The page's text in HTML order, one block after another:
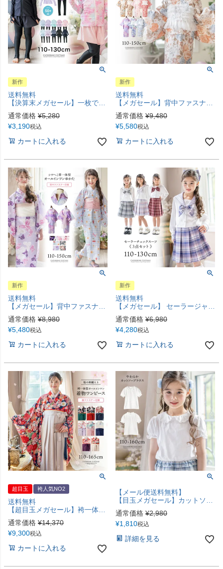
新作
送料無料
【決算末メガセール】一枚で完結！ラッシュガード×トレンカ一体型ショートパンツ 水着セット 花柄 チェック柄 猫柄 子供 幼稚園 保育園 小学生 女子 キッズ 紫外線対策 TAK キャサリンコテージ
通常価格 ¥5,280
¥3,190税込
カートに入れる
新作
送料無料
【メガセール】背中ファスナー チュールビスチェレイヤード風浴衣 キッズ オールインワン浴衣 着付け簡単 花柄 チェック柄 女の子 子供浴衣 小学生 親子お揃い キャサリンコテージ TAK
通常価格 ¥9,480
¥5,580税込
カートに入れる
新作
送料無料
【メガセール】背中ファスナー浴衣キッズ 女の子 和装 浴衣 一体型スカート 兵児帯 花火柄 花柄 紫陽花柄 ギンガムチェック オールインワン浴衣 簡単着付け 幼稚園 保育園 小学生 キャサリンコテージ TAK
通常価格 ¥8,980
¥5,480税込
カートに入れる
新作
送料無料
【メガセール】 セーラージャケット+チェックスカート3点セット 卒園式 入学式 セーラー襟 長袖 制服 キッズ フォーマル キャサリンコテージ TAK
通常価格 ¥6,980
¥4,280税込
カートに入れる
超目玉 袴人気NO2
送料無料
【超目玉メガセール】袴一体型オールインワン 脇ファスナー袴ワンピース 小学生 卒業式 卒園式 七五三 お正月 写真撮影 着付け不要 女の子袴 和装 卒業袴 TAK キャサリンコテージ
通常価格 ¥14,370
¥9,300税込
カートに入れる
【メール便送料無料】
【目玉メガセール】カットソーブラウス 長袖 半袖 入学式 卒業式 子供服 小学生 発表会 制服 フォーマル 白襟 スタンドカラー キャサリンコテージ YUP12《メール便優先商品》
通常価格 ¥2,980
¥1,810税込
詳細を見る